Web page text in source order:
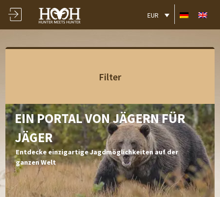
EUR
Filter
EIN PORTAL VON JÄGERN FÜR
JÄGER
Entdecke einzigartige Jagdmöglichkeiten auf der
ganzen Welt